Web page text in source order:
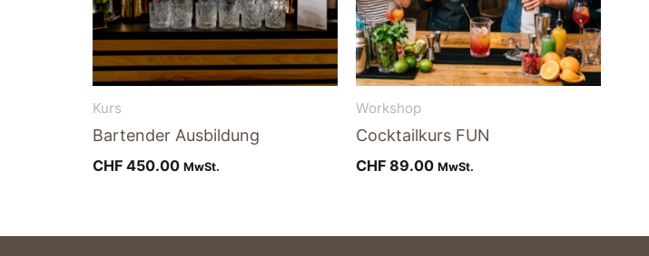
Kurs
Bartender Ausbildung
CHF 450.00 MwSt.
Workshop
Cocktailkurs FUN
CHF 89.00 MwSt.